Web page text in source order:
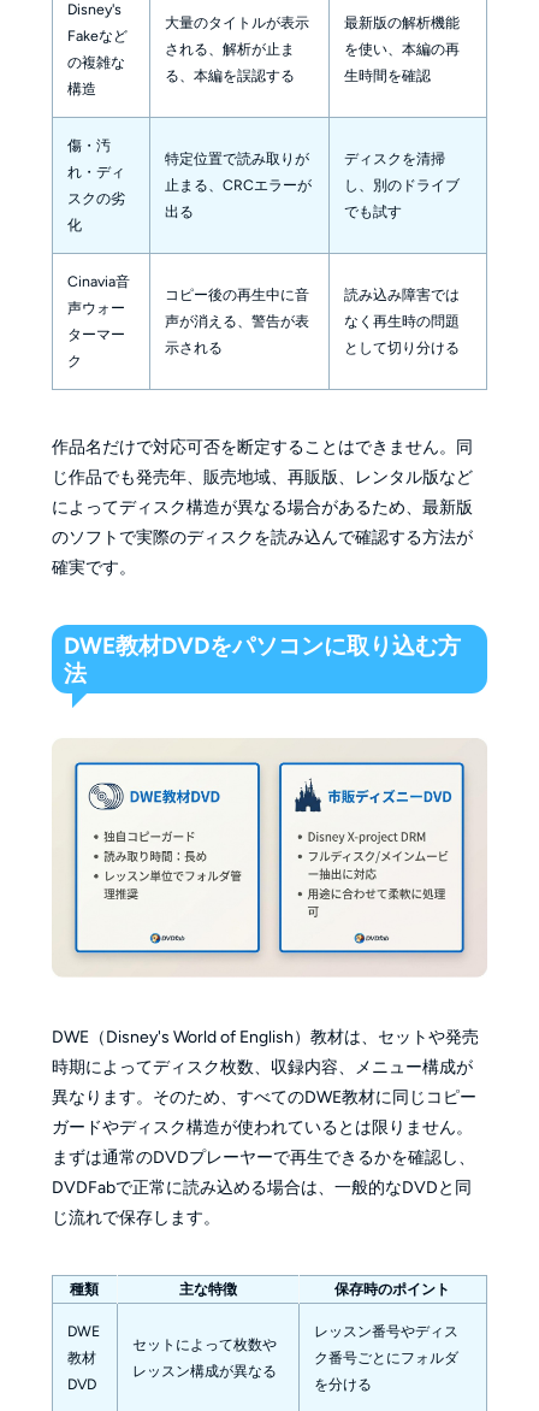
Disney's
Fakeなど
の複雑な
構造
大量のタイトルが表示
される、解析が止ま
る、本編を誤認する
最新版の解析機能
を使い、本編の再
生時間を確認
傷・汚
れ・ディ
スクの劣
化
特定位置で読み取りが
止まる、CRCエラーが
出る
ディスクを清掃
し、別のドライブ
でも試す
Cinavia音
声ウォー
ターマー
ク
コピー後の再生中に音
声が消える、警告が表
示される
読み込み障害では
なく再生時の問題
として切り分ける
作品名だけで対応可否を断定することはできません。同
じ作品でも発売年、販売地域、再販版、レンタル版など
によってディスク構造が異なる場合があるため、最新版
のソフトで実際のディスクを読み込んで確認する方法が
確実です。
DWE教材DVDをパソコンに取り込む方
法
DWE（Disney's World of English）教材は、セットや発売
時期によってディスク枚数、収録内容、メニュー構成が
異なります。そのため、すべてのDWE教材に同じコピー
ガードやディスク構造が使われているとは限りません。
まずは通常のDVDプレーヤーで再生できるかを確認し、
DVDFabで正常に読み込める場合は、一般的なDVDと同
じ流れで保存します。
種類 主な特徴 保存時のポイント
DWE
教材
DVD
セットによって枚数や
レッスン構成が異なる
レッスン番号やディス
ク番号ごとにフォルダ
を分ける